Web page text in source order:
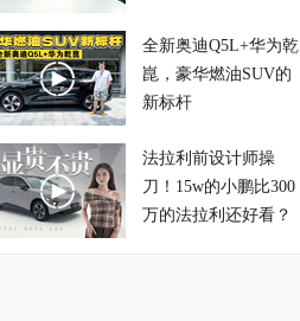
全新奥迪Q5L+华为乾
崑，豪华燃油SUV的
新标杆
法拉利前设计师操
刀！15w的小鹏比300
万的法拉利还好看？